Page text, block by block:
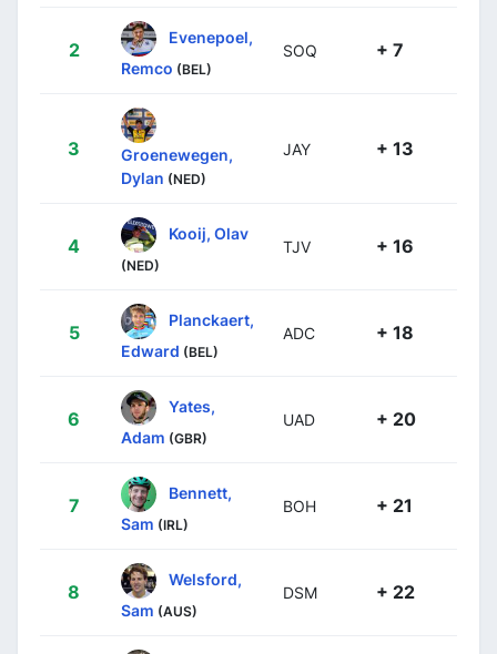
2
Evenepoel,
Remco (BEL)
SOQ + 7
3
Groenewegen,
Dylan (NED)
JAY + 13
4
Kooij, Olav
(NED)
TJV + 16
5
Planckaert,
Edward (BEL)
ADC + 18
6
Yates,
Adam (GBR)
UAD + 20
7
Bennett,
Sam (IRL)
BOH + 21
8
Welsford,
Sam (AUS)
DSM + 22